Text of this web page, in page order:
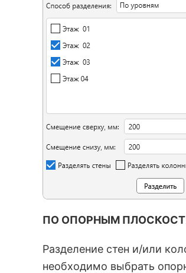
ПО ОПОРНЫМ
Разделение стен и/или
необходимо выбрать